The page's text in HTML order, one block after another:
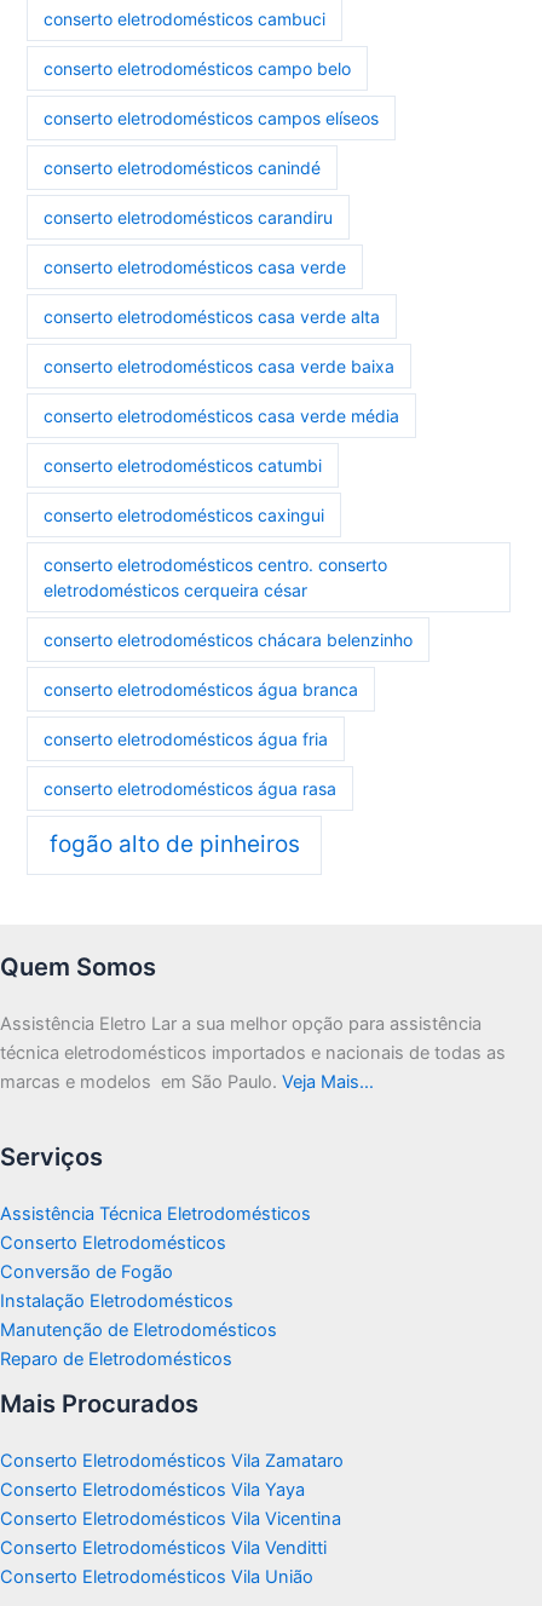
conserto eletrodomésticos cambuci
conserto eletrodomésticos campo belo
conserto eletrodomésticos campos elíseos
conserto eletrodomésticos canindé
conserto eletrodomésticos carandiru
conserto eletrodomésticos casa verde
conserto eletrodomésticos casa verde alta
conserto eletrodomésticos casa verde baixa
conserto eletrodomésticos casa verde média
conserto eletrodomésticos catumbi
conserto eletrodomésticos caxingui
conserto eletrodomésticos centro. conserto
eletrodomésticos cerqueira césar
conserto eletrodomésticos chácara belenzinho
conserto eletrodomésticos água branca
conserto eletrodomésticos água fria
conserto eletrodomésticos água rasa
fogão alto de pinheiros
Quem Somos
Assistência Eletro Lar a sua melhor opção para assistência
técnica eletrodomésticos importados e nacionais de todas as
marcas e modelos em São Paulo. Veja Mais…
Serviços
Assistência Técnica Eletrodomésticos
Conserto Eletrodomésticos
Conversão de Fogão
Instalação Eletrodomésticos
Manutenção de Eletrodomésticos
Reparo de Eletrodomésticos
Mais Procurados
Conserto Eletrodomésticos Vila Zamataro
Conserto Eletrodomésticos Vila Yaya
Conserto Eletrodomésticos Vila Vicentina
Conserto Eletrodomésticos Vila Venditti
Conserto Eletrodomésticos Vila União